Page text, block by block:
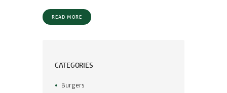
READ MORE
CATEGORIES
Burgers